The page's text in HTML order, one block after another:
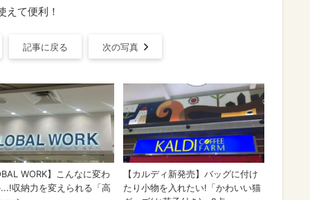
えて便利！
記事に戻る 次の写真